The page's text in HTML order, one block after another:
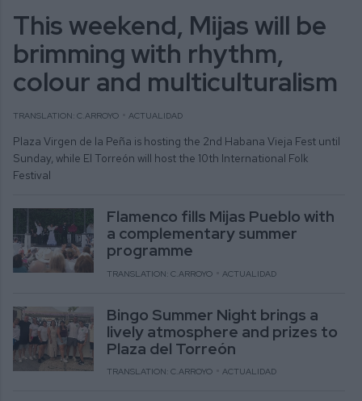
This weekend, Mijas will be
brimming with rhythm,
colour and multiculturalism
TRANSLATION: C.ARROYO ACTUALIDAD
Plaza Virgen de la Peña is hosting the 2nd Habana Vieja Fest until
Sunday, while El Torreón will host the 10th International Folk
Festival
Flamenco fills Mijas Pueblo with
a complementary summer
programme
TRANSLATION: C.ARROYO ACTUALIDAD
Bingo Summer Night brings a
lively atmosphere and prizes to
Plaza del Torreón
TRANSLATION: C.ARROYO ACTUALIDAD